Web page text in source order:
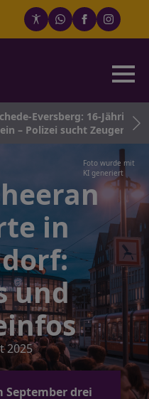
Eversberg: 16-Jährige
Polizei sucht Zeugen
Foto wurde mit
KI generiert
in
und
2025
September drei